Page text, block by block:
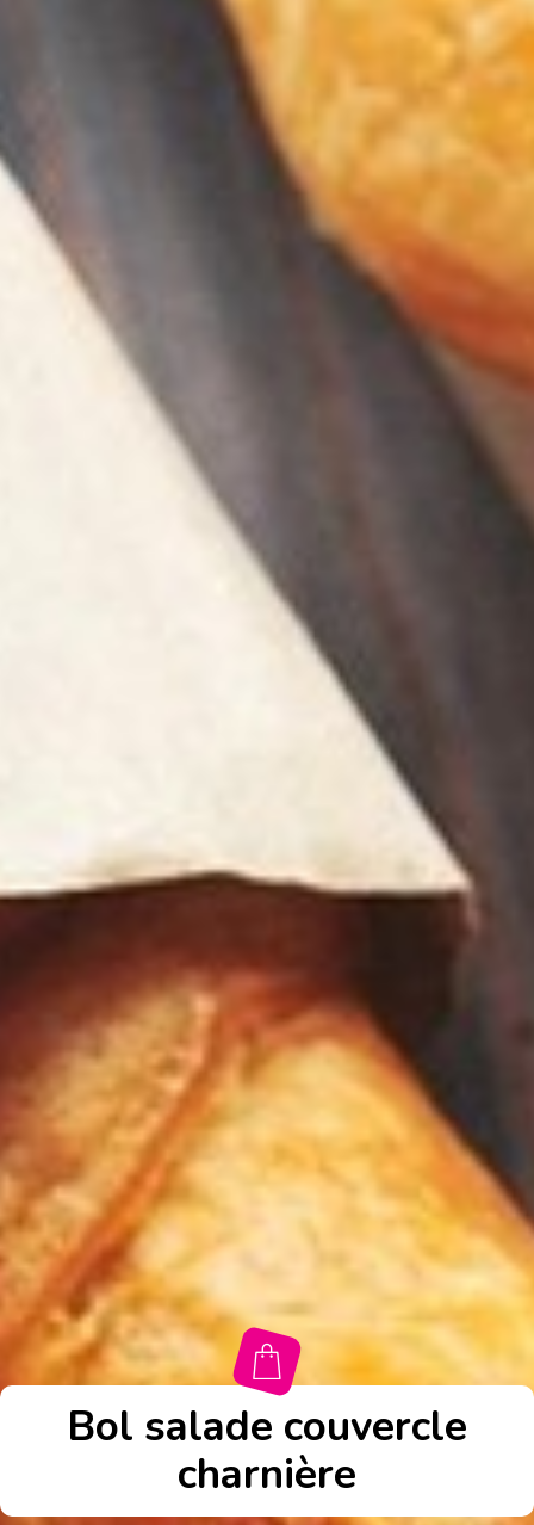
Bol salade couvercle
charnière